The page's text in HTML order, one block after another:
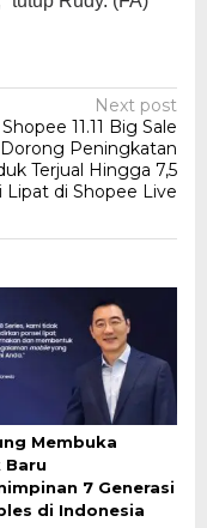
Next post
Shopee 11.11 Big Sale
Dorong Peningkatan
Terjual Hingga 7,5
Lipat di Shopee Live
Membuka
Baru
7 Generasi
di Indonesia